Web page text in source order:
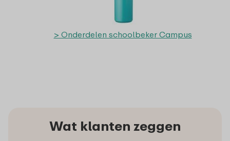
> Onderdelen schoolbeker Campus
Wat klanten zeggen